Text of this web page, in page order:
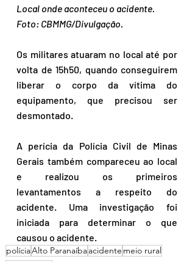
Local onde aconteceu o acidente.
Foto: CBMMG/Divulgação.
Os militares atuaram no local até por
volta de 15h50, quando conseguirem
liberar o corpo da vítima do
equipamento, que precisou ser
desmontado.
A perícia da Polícia Civil de Minas
Gerais também compareceu ao local
e realizou os primeiros
levantamentos a respeito do
acidente. Uma investigação foi
iniciada para determinar o que
causou o acidente.
políciaAlto Paranaíbaacidente meio rural